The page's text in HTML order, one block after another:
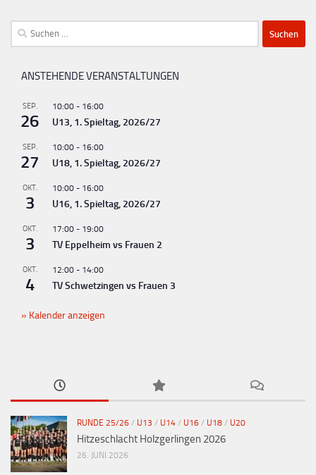
Suchen
nach:
ANSTEHENDE VERANSTALTUNGEN
SEP.
26
10:00 - 16:00
U13, 1. Spieltag, 2026/27
SEP.
27
10:00 - 16:00
U18, 1. Spieltag, 2026/27
OKT.
3
10:00 - 16:00
U16, 1. Spieltag, 2026/27
OKT.
3
17:00 - 19:00
TV Eppelheim vs Frauen 2
OKT.
4
12:00 - 14:00
TV Schwetzingen vs Frauen 3
Kalender anzeigen
RUNDE 25/26 / U13 / U14 / U16 / U18 / U20
Hitzeschlacht Holzgerlingen 2026
26. JUNI 2026